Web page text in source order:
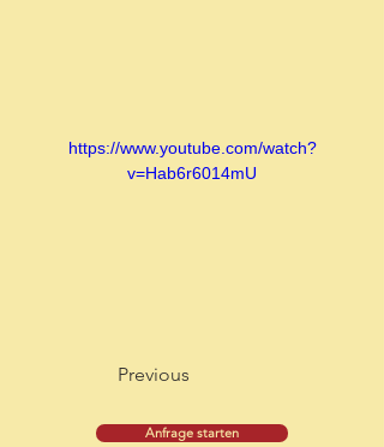
https://www.youtube.com/watch?
v=Hab6r6014mU
Previous
Anfrage starten